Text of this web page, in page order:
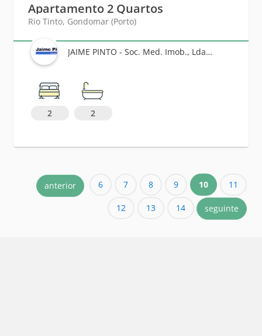
Apartamento 2 Quartos
Rio Tinto, Gondomar (Porto)
JAIME PINTO - Soc. Med. Imob., Lda - Lic. AMI 445
2 2
anterior 6 7 8 9 10 11
12 13 14 seguinte